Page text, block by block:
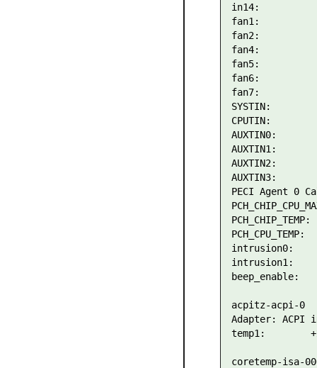
in14:
fan1:
fan2:
fan4:
fan5:
fan6:
fan7:
SYSTIN:
CPUTIN:
AUXTIN0:
AUXTIN1:
AUXTIN2:
AUXTIN3:
PECI Agent 0
intrusion0:
intrusion1:
acpitz-acpi-0
Adapter: ACPI
temp1:
coretemp-isa-